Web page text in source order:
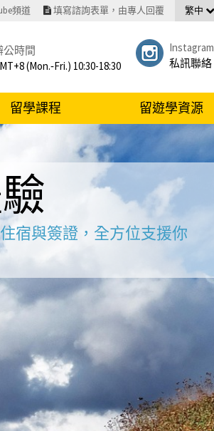
公時間
(Mon.‐Fri.) 10:30-18:30
Instagram
私訊聯絡
留學課程 留遊學資源
頻道 填寫諮詢表單，由專人回覆 繁中
宿與簽證，全方位支援你